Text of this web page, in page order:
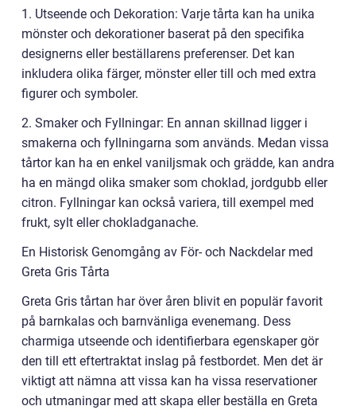
1. Utseende och Dekoration: Varje tårta kan ha unika
mönster och dekorationer baserat på den specifika
designerns eller beställarens preferenser. Det kan
inkludera olika färger, mönster eller till och med extra
figurer och symboler.
2. Smaker och Fyllningar: En annan skillnad ligger i
smakerna och fyllningarna som används. Medan vissa
tårtor kan ha en enkel vaniljsmak och grädde, kan andra
ha en mängd olika smaker som choklad, jordgubb eller
citron. Fyllningar kan också variera, till exempel med
frukt, sylt eller chokladganache.
En Historisk Genomgång av För- och Nackdelar med
Greta Gris Tårta
Greta Gris tårtan har över åren blivit en populär favorit
på barnkalas och barnvänliga evenemang. Dess
charmiga utseende och identifierbara egenskaper gör
den till ett eftertraktat inslag på festbordet. Men det är
viktigt att nämna att vissa kan ha vissa reservationer
och utmaningar med att skapa eller beställa en Greta